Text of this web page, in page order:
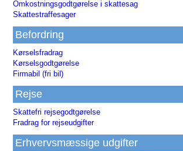
Omkostningsgodtgørelse i skattesag
Skattestraffesager
Befordring
Kørselsfradrag
Kørselsgodtgørelse
Firmabil (fri bil)
Rejse
Skattefri rejsegodtgørelse
Fradrag for rejseudgifter
Erhvervsmæssige udgifter